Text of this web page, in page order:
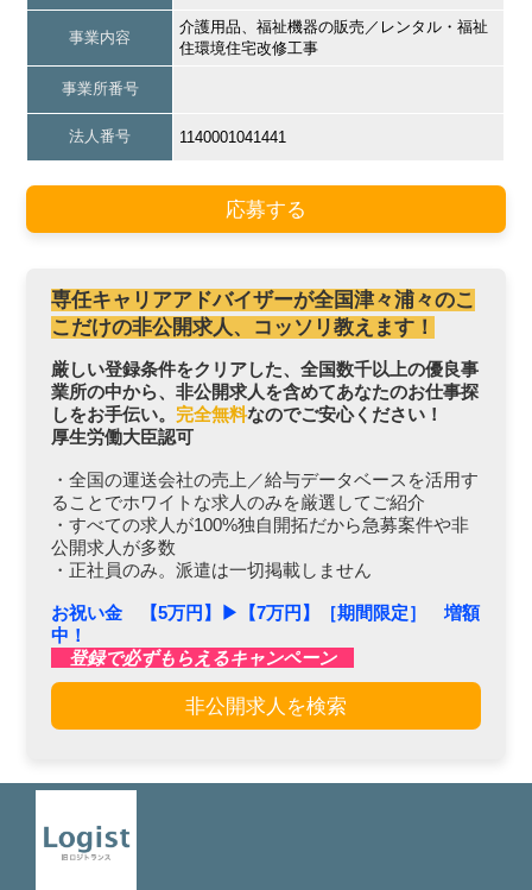
事業内容
介護用品、福祉機器の販売／レンタル・福祉
住環境住宅改修工事
事業所番号
法人番号 1140001041441
応募する
専任キャリアアドバイザーが全国津々浦々のこ
こだけの非公開求人、コッソリ教えます！
厳しい登録条件をクリアした、全国数千以上の優良事
業所の中から、非公開求人を含めてあなたのお仕事探
しをお手伝い。 完全無料なのでご安心ください！
厚生労働大臣認可
・全国の運送会社の売上／給与データベースを活用す
ることでホワイトな求人のみを厳選してご紹介
・すべての求人が100%独自開拓だから急募案件や非
公開求人が多数
・正社員のみ。派遣は一切掲載しません
お祝い金 【5万円】▶︎【7万円】［期間限定］ 増額
中！
登録で必ずもらえるキャンペーン
非公開求人を検索